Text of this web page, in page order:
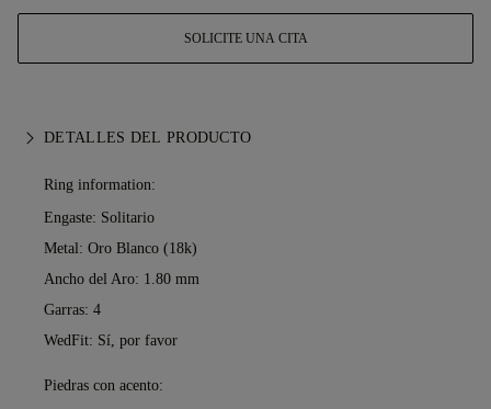
SOLICITE UNA CITA
DETALLES DEL PRODUCTO
Ring information:
Engaste: Solitario
Metal: Oro Blanco (18k)
Ancho del Aro: 1.80 mm
Garras: 4
WedFit: Sí, por favor
Piedras con acento: